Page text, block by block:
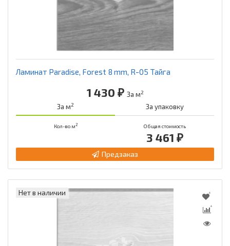
Ламинат Paradise, Forest 8 mm, R-05 Тайга
1 430 ₽ За м2
За м2 За упаковку
Кол-во м2 Общая стоимость
3 461 ₽
Предзаказ
Нет в наличии